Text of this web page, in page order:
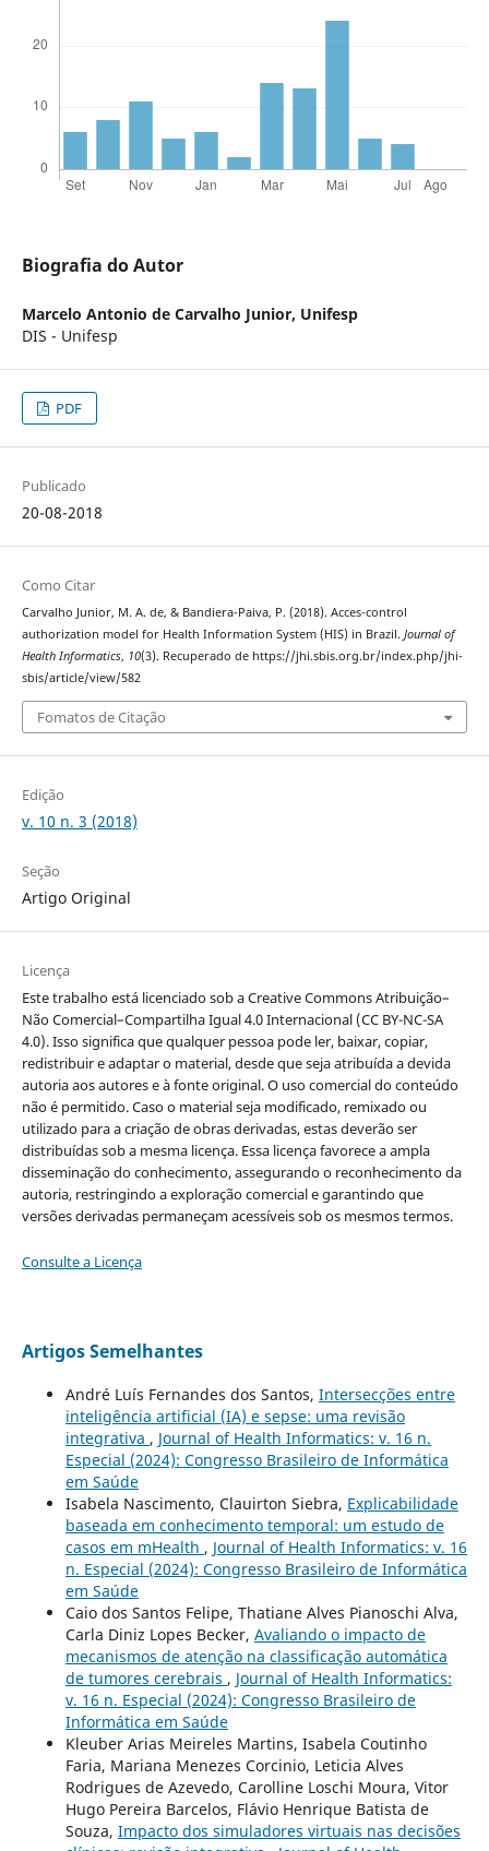
Biografia do Autor
Marcelo Antonio de Carvalho Junior, Unifesp
DIS - Unifesp
PDF
Publicado
20-08-2018
Como Citar
Carvalho Junior, M. A. de, & Bandiera-Paiva, P. (2018). Acces-control
authorization model for Health Information System (HIS) in Brazil. Journal of
Health Informatics, 10(3). Recuperado de https://jhi.sbis.org.br/index.php/jhi-
sbis/article/view/582
Fomatos de Citação
Edição
v. 10 n. 3 (2018)
Seção
Artigo Original
Licença
Este trabalho está licenciado sob a Creative Commons Atribuição–
Não Comercial–Compartilha Igual 4.0 Internacional (CC BY-NC-SA
4.0). Isso significa que qualquer pessoa pode ler, baixar, copiar,
redistribuir e adaptar o material, desde que seja atribuída a devida
autoria aos autores e à fonte original. O uso comercial do conteúdo
não é permitido. Caso o material seja modificado, remixado ou
utilizado para a criação de obras derivadas, estas deverão ser
distribuídas sob a mesma licença. Essa licença favorece a ampla
disseminação do conhecimento, assegurando o reconhecimento da
autoria, restringindo a exploração comercial e garantindo que
versões derivadas permaneçam acessíveis sob os mesmos termos.
Consulte a Licença
Artigos Semelhantes
André Luís Fernandes dos Santos, Intersecções entre
inteligência artificial (IA) e sepse: uma revisão
integrativa , Journal of Health Informatics: v. 16 n.
Especial (2024): Congresso Brasileiro de Informática
em Saúde
Isabela Nascimento, Clauirton Siebra, Explicabilidade
baseada em conhecimento temporal: um estudo de
casos em mHealth , Journal of Health Informatics: v. 16
n. Especial (2024): Congresso Brasileiro de Informática
em Saúde
Caio dos Santos Felipe, Thatiane Alves Pianoschi Alva,
Carla Diniz Lopes Becker, Avaliando o impacto de
mecanismos de atenção na classificação automática
de tumores cerebrais , Journal of Health Informatics:
v. 16 n. Especial (2024): Congresso Brasileiro de
Informática em Saúde
Kleuber Arias Meireles Martins, Isabela Coutinho
Faria, Mariana Menezes Corcinio, Leticia Alves
Rodrigues de Azevedo, Carolline Loschi Moura, Vitor
Hugo Pereira Barcelos, Flávio Henrique Batista de
Souza, Impacto dos simuladores virtuais nas decisões